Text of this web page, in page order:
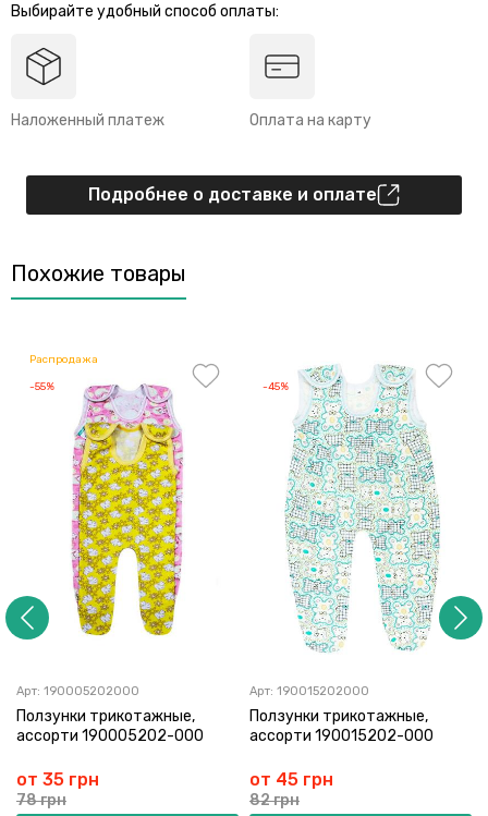
Выбирайте удобный способ оплаты:
Наложенный платеж Оплата на карту
Подробнее о доставке и оплате
Похожие товары
Распродажа
-55%
Арт: 190005202000
Ползунки трикотажные,
ассорти 190005202-000
от 35 грн
78 грн
-45%
Арт: 190015202000
Ползунки трикотажные,
ассорти 190015202-000
от 45 грн
82 грн